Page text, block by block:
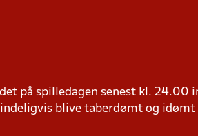
på spilledagen senest kl. 24.00
blive taberdømt og